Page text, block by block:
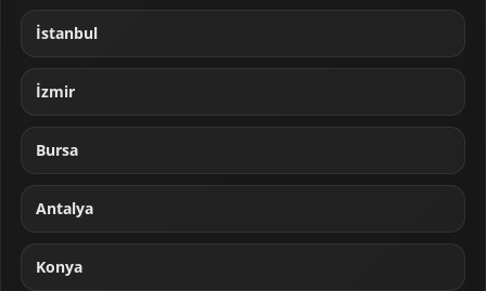
İstanbul
İzmir
Bursa
Antalya
Konya